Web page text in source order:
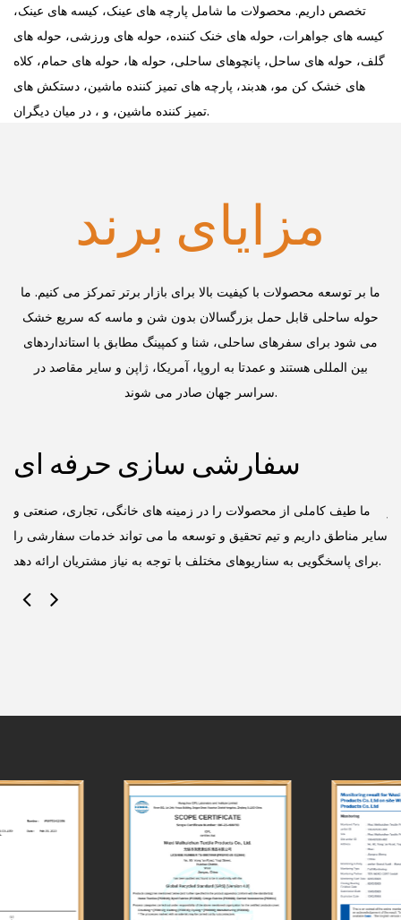
تخصص داریم. محصولات ما شامل پارچه های عینک، کیسه های عینک،
کیسه های جواهرات، حوله های خنک کننده، حوله های ورزشی، حوله های
گلف، حوله های ساحل، پانچوهای ساحلی، حوله ها، حوله های حمام، کلاه
های خشک کن مو، هدبند، پارچه های تمیز کننده ماشین، دستکش های
تمیز کننده ماشین، و ، در میان دیگران.
مزایای برند
ما بر توسعه محصولات با کیفیت بالا برای بازار برتر تمرکز می کنیم. ما
حوله ساحلی قابل حمل بزرگسالان بدون شن و ماسه که سریع خشک
می شود برای سفرهای ساحلی، شنا و کمپینگ مطابق با استانداردهای
بین المللی هستند و عمدتا به اروپا، آمریکا، ژاپن و سایر مقاصد در
سراسر جهان صادر می شوند.
سفارشی سازی حرفه ای
ما طیف کاملی از محصولات را در زمینه های خانگی، تجاری، صنعتی و
سایر مناطق داریم و تیم تحقیق و توسعه ما می تواند خدمات سفارشی را
برای پاسخگویی به سناریوهای مختلف با توجه به نیاز مشتریان ارائه دهد.